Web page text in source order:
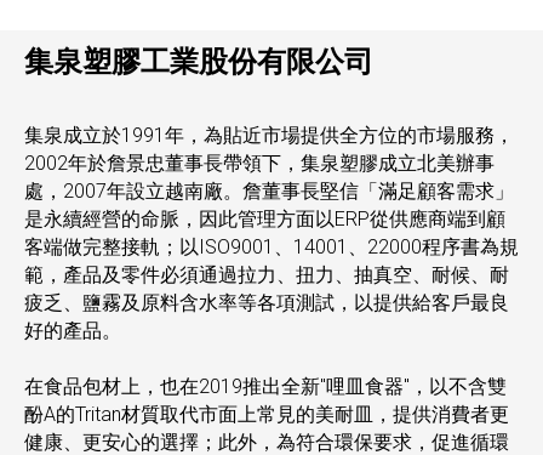
集泉塑膠工業股份有限公司
集泉成立於1991年，為貼近市場提供全方位的市場服務，
2002年於詹景忠董事長帶領下，集泉塑膠成立北美辦事
處，2007年設立越南廠。詹董事長堅信「滿足顧客需求」
是永續經營的命脈，因此管理方面以ERP從供應商端到顧
客端做完整接軌；以ISO9001、14001、22000程序書為規
範，產品及零件必須通過拉力、扭力、抽真空、耐候、耐
疲乏、鹽霧及原料含水率等各項測試，以提供給客戶最良
好的產品。
在食品包材上，也在2019推出全新"哩皿食器"，以不含雙
酚A的Tritan材質取代市面上常見的美耐皿，提供消費者更
健康、更安心的選擇；此外，為符合環保要求，促進循環